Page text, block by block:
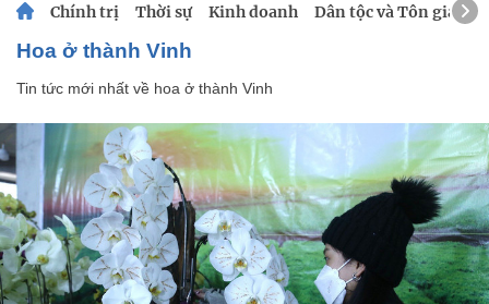
Chính trị Thời sự Kinh doanh Dân tộc và Tôn giáo
hoa ở thành Vinh
Tin tức mới nhất về hoa ở thành Vinh